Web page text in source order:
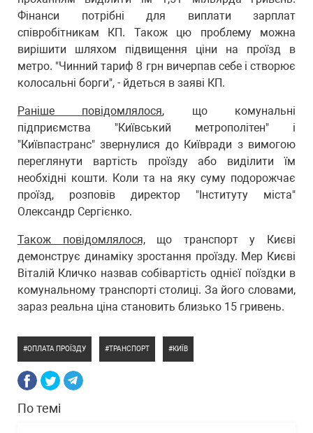
Фінанси потрібні для виплати зарплат
співробітникам КП. Також цю проблему можна
вирішити шляхом підвищення ціни на проїзд в
метро. "Чинний тариф 8 грн вичерпав себе і створює
колосальні борги", - йдеться в заяві КП.
Раніше повідомлялося, що комунальні
підприємства "Київський метрополітен" і
"Київпастранс" звернулися до Київради з вимогою
переглянути вартість проїзду або виділити їм
необхідні кошти. Коли та на яку суму подорожчає
проїзд, розповів директор "Інституту міста"
Олександр Сергієнко.
Також повідомлялося,що транспорт у Києві
демонструє динаміку зростання проїзду. Мер Києві
Віталій Кличко назвав собівартість однієї поїздки в
комунальному транспорті столиці. За його словами,
зараз реальна ціна становить близько 15 гривень.
ОПЛАТА ПРОЇЗДУ ТРАНСПОРТ КИЇВ
По темі